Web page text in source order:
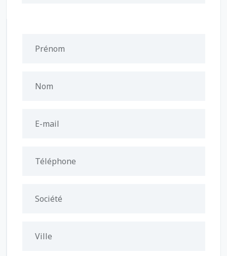
Prénom
Nom
E-mail
Téléphone
Société
Ville